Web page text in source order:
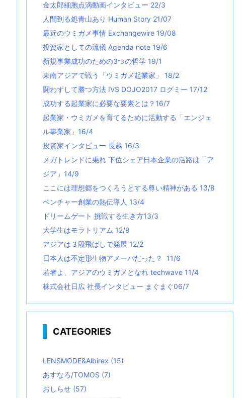
金太郎細胞点滴動画インタビュー 22/3
人間到る処青山あり Human Story 21/07
最近のウミガメ事情 Exchangewire 19/08
投資家としての流儀 Agenda note 19/6
新規事業成功のための3つの哲学 19/1
東南アジアで戦う「ウミガメ起業家」 18/2
闘わずして勝つ方法 IVS DOJO2017 ログミー 17/12
成功する起業家に必要な要素とは？16/7
起業家・ウミガメを育てるために活動する「エンジェ
ル事業家」16/4
投資家インタビュー 長越 16/3
メガトレンドに乗れ 下位シェア日本企業の活路は「ア
ジア」14/9
ここには理想郷をつくろうとする尊い精神がある 13/8
ベンチャー創業の熱伝導人 13/4
ドリームゲート 挑戦する生き方13/3
大学生はモラトリアム 12/9
アジアは３段飛ばしで発展 12/2
日本人は不定形生物アメーバだった？ 11/6
若者よ、アジアのウミガメとなれ techwave 11/4
株式会社日広 社長インタビュー まぐまぐ06/7
CATEGORIES
LENSMODE&Albirex (15)
あすなろ/TOMOS (7)
おしらせ (57)